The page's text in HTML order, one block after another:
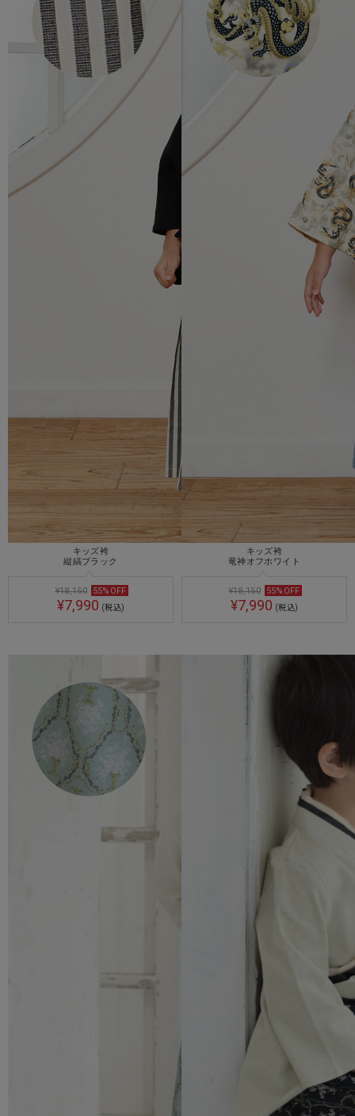
キッズ袴
縦縞ブラック
¥18,150 55% OFF
¥7,990 (税込)
キッズ袴
竜神オフホワイト
¥18,150 55% OFF
¥7,990 (税込)